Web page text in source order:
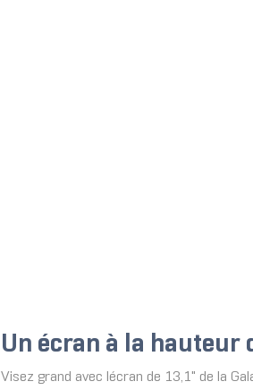
Un écran à la hauteur
Visez grand avec lécran de 13,1" de la